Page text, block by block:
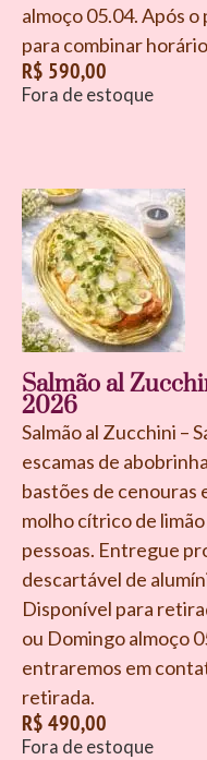
almoço 05.04. Após
para combinar
R$ 590,00
Fora de estoque
Salmão al
2026
Salmão al Zucchini –
escamas de
bastões de cenouras
molho cítrico de
pessoas. Entregue
descartável de
Disponível para
ou Domingo almoço
entraremos em
retirada.
R$490,00
Fora de estoque